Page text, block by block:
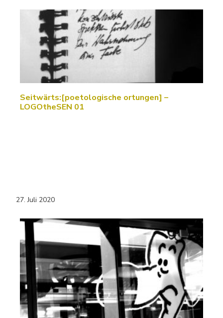
Seitwärts:[poetologische ortungen] –
LOGOtheSEN 01
27. Juli 2020